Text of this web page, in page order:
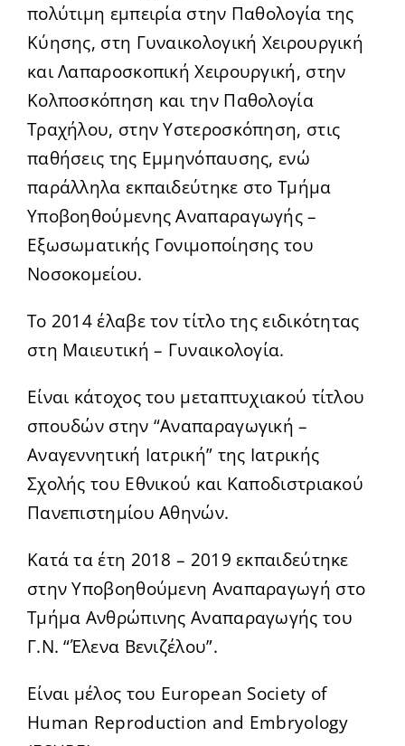
πολύτιμη εμπειρία στην Παθολογία της
Κύησης, στη Γυναικολογική Χειρουργική
και Λαπαροσκοπική Χειρουργική, στην
Κολποσκόπηση και την Παθολογία
Τραχήλου, στην Υστεροσκόπηση, στις
παθήσεις της Εμμηνόπαυσης, ενώ
παράλληλα εκπαιδεύτηκε στο Τμήμα
Υποβοηθούμενης Αναπαραγωγής –
Εξωσωματικής Γονιμοποίησης του
Νοσοκομείου.
Το 2014 έλαβε τον τίτλο της ειδικότητας
στη Μαιευτική – Γυναικολογία.
Είναι κάτοχος του μεταπτυχιακού τίτλου
σπουδών στην “Αναπαραγωγική –
Αναγεννητική Ιατρική” της Ιατρικής
Σχολής του Εθνικού και Καποδιστριακού
Πανεπιστημίου Αθηνών.
Κατά τα έτη 2018 – 2019 εκπαιδεύτηκε
στην Υποβοηθούμενη Αναπαραγωγή στο
Τμήμα Ανθρώπινης Αναπαραγωγής του
Γ.Ν. “Έλενα Βενιζέλου”.
Είναι μέλος του European Society of
Human Reproduction and Embryology